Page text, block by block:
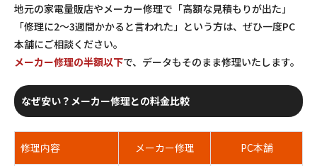
地元の家電量販店やメーカー修理で「高額な見積もりが出た」
「修理に2〜3週間かかると言われた」という方は、ぜひ一度PC
本舗にご相談ください。
メーカー修理の半額以下で、データもそのまま修理いたします。
なぜ安い？メーカー修理との料金比較
修理内容 メーカー修理 PC本舗